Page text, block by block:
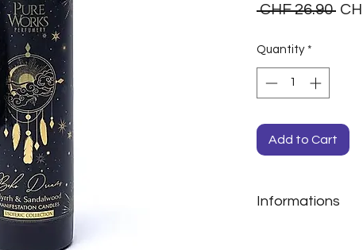
CHF 26.90
Quantity *
Add to Cart
Informations